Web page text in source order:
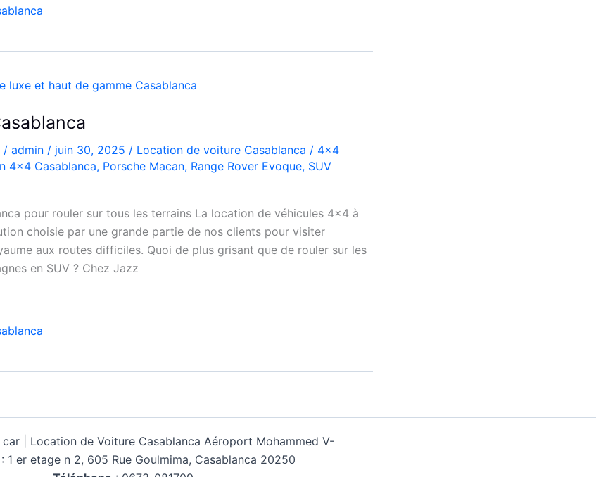
/ admin / juin 30, 2025 / Location de voiture Casablanca / 4x4
4x4 Casablanca, Porsche Macan, Range Rover Evoque, SUV
pour rouler sur tous les terrains La location de véhicules 4×4 à
choisie par une grande partie de nos clients pour visiter
aux routes difficiles. Quoi de plus grisant que de rouler sur les
en SUV ? Chez Jazz
| Location de Voiture Casablanca Aéroport Mohammed V-
: 1 er etage n 2, 605 Rue Goulmima, Casablanca 20250